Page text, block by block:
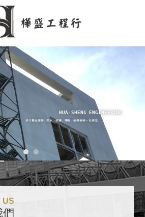
US
們